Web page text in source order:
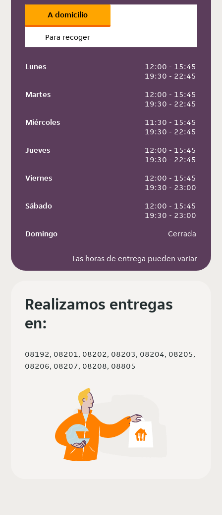
A domicilio
Para recoger
Lunes
12:00 - 15:45
19:30 - 22:45
Martes
12:00 - 15:45
19:30 - 22:45
Miércoles
11:30 - 15:45
19:30 - 22:45
Jueves
12:00 - 15:45
19:30 - 22:45
Viernes
12:00 - 15:45
19:30 - 23:00
Sábado
12:00 - 15:45
19:30 - 23:00
Domingo
Cerrada
Las horas de entrega pueden variar
Realizamos entregas
en:
08192, 08201, 08202, 08203, 08204, 08205,
08206, 08207, 08208, 08805